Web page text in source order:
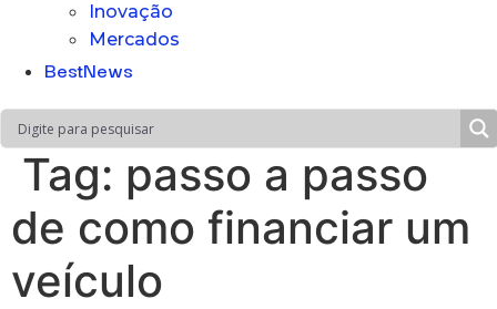
Inovação
Mercados
BestNews
Tag: passo a passo
de como financiar um
veículo